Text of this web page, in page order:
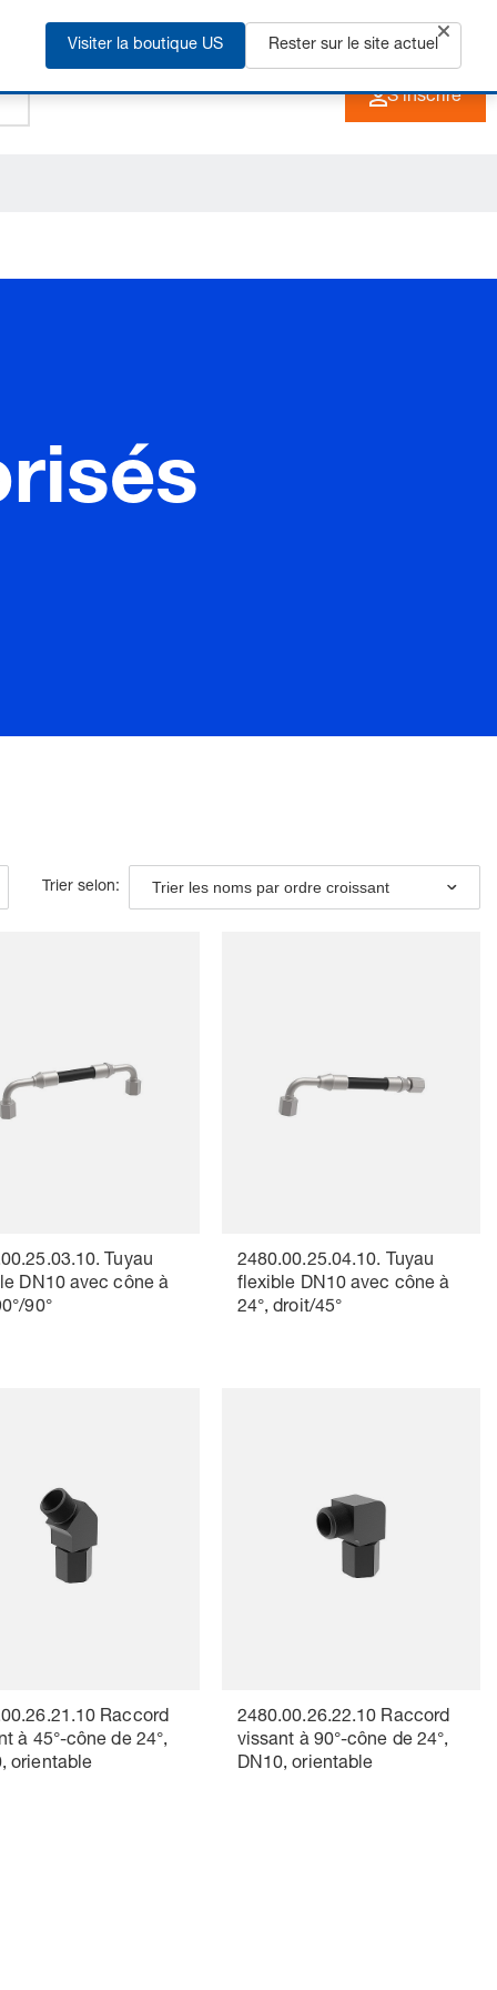
+33 3 90 20 40 40 FR
S'inscrire
Trier selon: Trier les noms par ordre croissant
Tuyau
DN10 avec cône à
90°
2480.00.25.04.10. Tuyau
flexible DN10 avec cône à
24°, droit/45°
Raccord
à 45°-cône de 24°,
orientable
2480.00.26.22.10 Raccord
vissant à 90°-cône de 24°,
DN10, orientable
Visiter la boutique US Rester sur le site actuel